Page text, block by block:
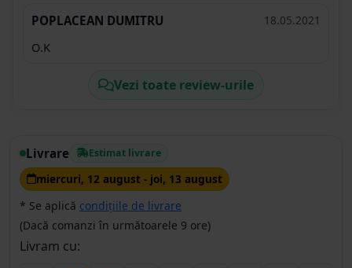
POPLACEAN DUMITRU 18.05.2021
O.K
Vezi toate review-urile
Livrare Estimat livrare
miercuri, 12 august - joi, 13 august
* Se aplică condițiile de livrare
(Dacă comanzi în următoarele 9 ore)
Livram cu: